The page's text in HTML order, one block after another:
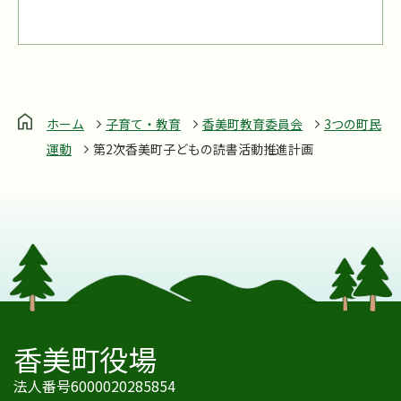
ホーム 子育て・教育 香美町教育委員会
3つの町民
運動
第2次香美町子どもの読書活動推進計画
香美町役場
法人番号6000020285854